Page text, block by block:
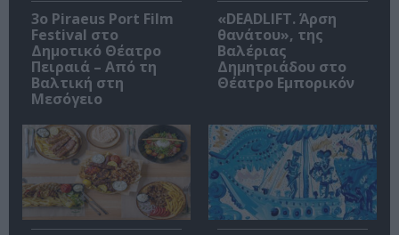
3o Piraeus Port Film
Festival στο
Δημοτικό Θέατρο
Πειραιά – Από τη
Βαλτική στη
Μεσόγειο
«DEADLIFT. Άρση
θανάτου», της
Βαλέριας
Δημητριάδου στο
Θέατρο Εμπορικόν